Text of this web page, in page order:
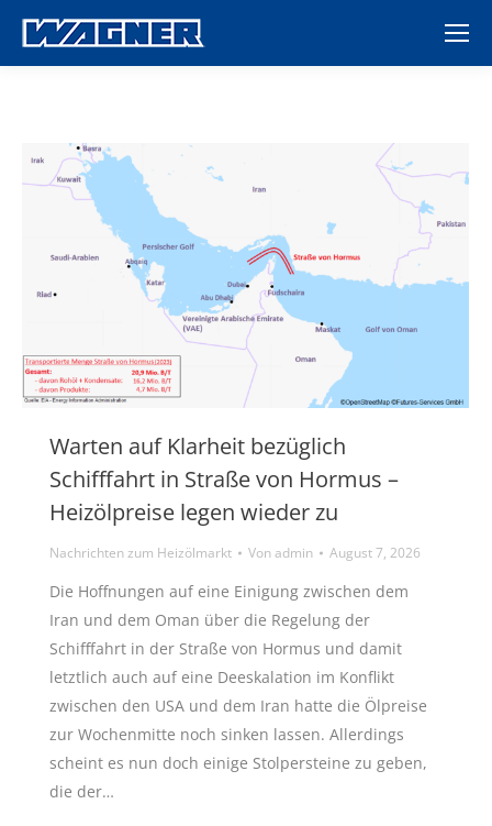
Warten auf Klarheit bezüglich
Schifffahrt in Straße von Hormus –
Heizölpreise legen wieder zu
Nachrichten zum Heizölmarkt Vonadmin August 7, 2026
Die Hoffnungen auf eine Einigung zwischen dem
Iran und dem Oman über die Regelung der
Schifffahrt in der Straße von Hormus und damit
letztlich auch auf eine Deeskalation im Konflikt
zwischen den USA und dem Iran hatte die Ölpreise
zur Wochenmitte noch sinken lassen. Allerdings
scheint es nun doch einige Stolpersteine zu geben,
die der…